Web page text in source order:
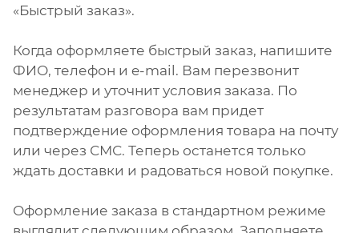
«Быстрый заказ».
Когда оформляете быстрый заказ, напишите
ФИО, телефон и e-mail. Вам перезвонит
менеджер и уточнит условия заказа. По
результатам разговора вам придет
подтверждение оформления товара на почту
или через СМС. Теперь останется только
ждать доставки и радоваться новой покупке.
Оформление заказа в стандартном режиме